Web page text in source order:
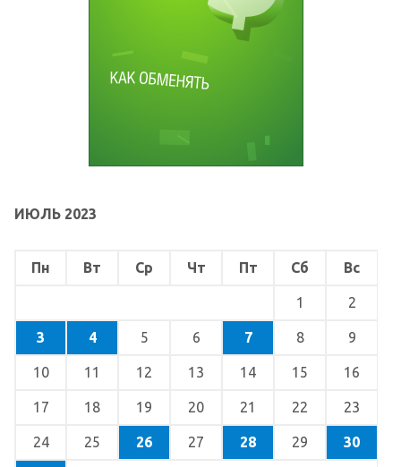
ИЮЛЬ 2023
Пн Вт Ср Чт Пт Сб Вс
1 2
3 4 5 6 7 8 9
10 11 12 13 14 15 16
17 18 19 20 21 22 23
24 25 26 27 28 29 30